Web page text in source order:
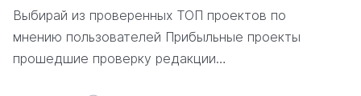
Выбирай из проверенных ТОП проектов по
мнению пользователей Прибыльные проекты
прошедшие проверку редакции…